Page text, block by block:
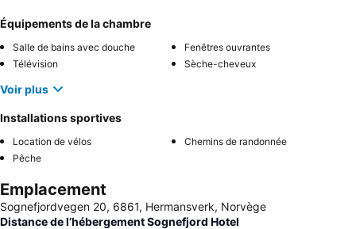
Équipements de la chambre
Salle de bains avec douche
Fenêtres ouvrantes
Télévision
Sèche-cheveux
Voir plus
Installations sportives
Location de vélos
Chemins de randonnée
Pêche
Emplacement
Sognefjordvegen 20, 6861, Hermansverk, Norvège
Distance de l’hébergement Sognefjord Hotel